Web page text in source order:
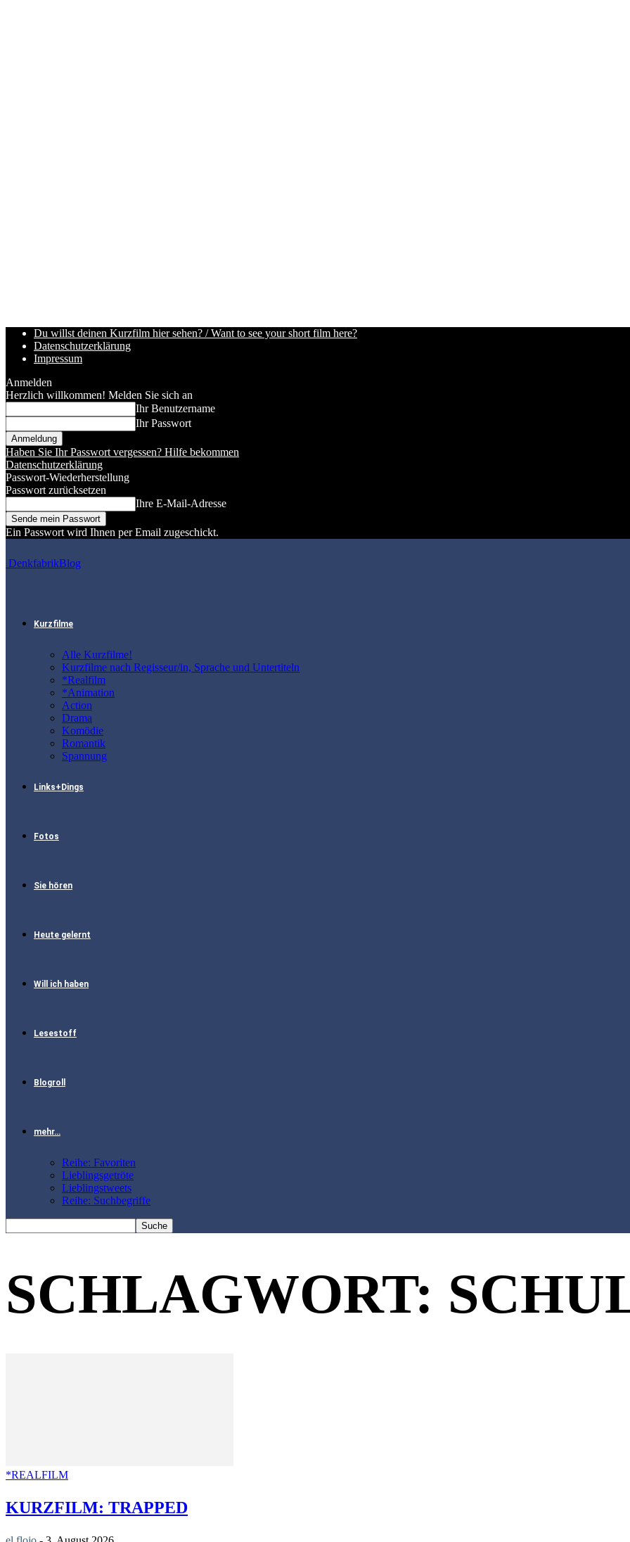
Du willst deinen Kurzfilm hier sehen? / Want to see your short film here?
Datenschutzerklärung
Impressum
Anmelden
Herzlich willkommen! Melden Sie sich an
Ihr Benutzername
Ihr Passwort
Haben Sie Ihr Passwort vergessen? Hilfe bekommen
Datenschutzerklärung
Passwort-Wiederherstellung
Passwort zurücksetzen
Ihre E-Mail-Adresse
Ein Passwort wird Ihnen per Email zugeschickt.
DenkfabrikBlog
Kurzfilme
Alle Kurzfilme!
Kurzfilme nach Regisseur/in, Sprache und Untertiteln
*Realfilm
*Animation
Action
Drama
Komödie
Romantik
Spannung
Links+Dings
Fotos
Sie hören
Heute gelernt
Will ich haben
Lesestoff
Blogroll
mehr…
Reihe: Favoriten
Lieblingsgetröte
Lieblingstweets
Reihe: Suchbegriffe
SCHLAGWORT:
*REALFILM
KURZFILM: TRAPPED